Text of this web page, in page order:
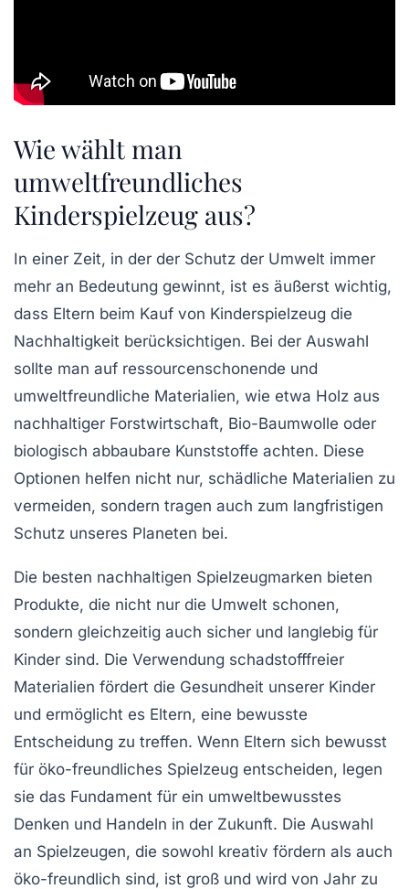
Wie wählt man
umweltfreundliches
Kinderspielzeug aus?
In einer Zeit, in der der Schutz der Umwelt immer
mehr an Bedeutung gewinnt, ist es äußerst wichtig,
dass Eltern beim Kauf von Kinderspielzeug die
Nachhaltigkeit berücksichtigen. Bei der Auswahl
sollte man auf ressourcenschonende und
umweltfreundliche Materialien, wie etwa Holz aus
nachhaltiger Forstwirtschaft, Bio-Baumwolle oder
biologisch abbaubare Kunststoffe achten. Diese
Optionen helfen nicht nur, schädliche Materialien zu
vermeiden, sondern tragen auch zum langfristigen
Schutz unseres Planeten bei.
Die besten nachhaltigen Spielzeugmarken bieten
Produkte, die nicht nur die Umwelt schonen,
sondern gleichzeitig auch sicher und langlebig für
Kinder sind. Die Verwendung schadstofffreier
Materialien fördert die Gesundheit unserer Kinder
und ermöglicht es Eltern, eine bewusste
Entscheidung zu treffen. Wenn Eltern sich bewusst
für öko-freundliches Spielzeug entscheiden, legen
sie das Fundament für ein umweltbewusstes
Denken und Handeln in der Zukunft. Die Auswahl
an Spielzeugen, die sowohl kreativ fördern als auch
öko-freundlich sind, ist groß und wird von Jahr zu